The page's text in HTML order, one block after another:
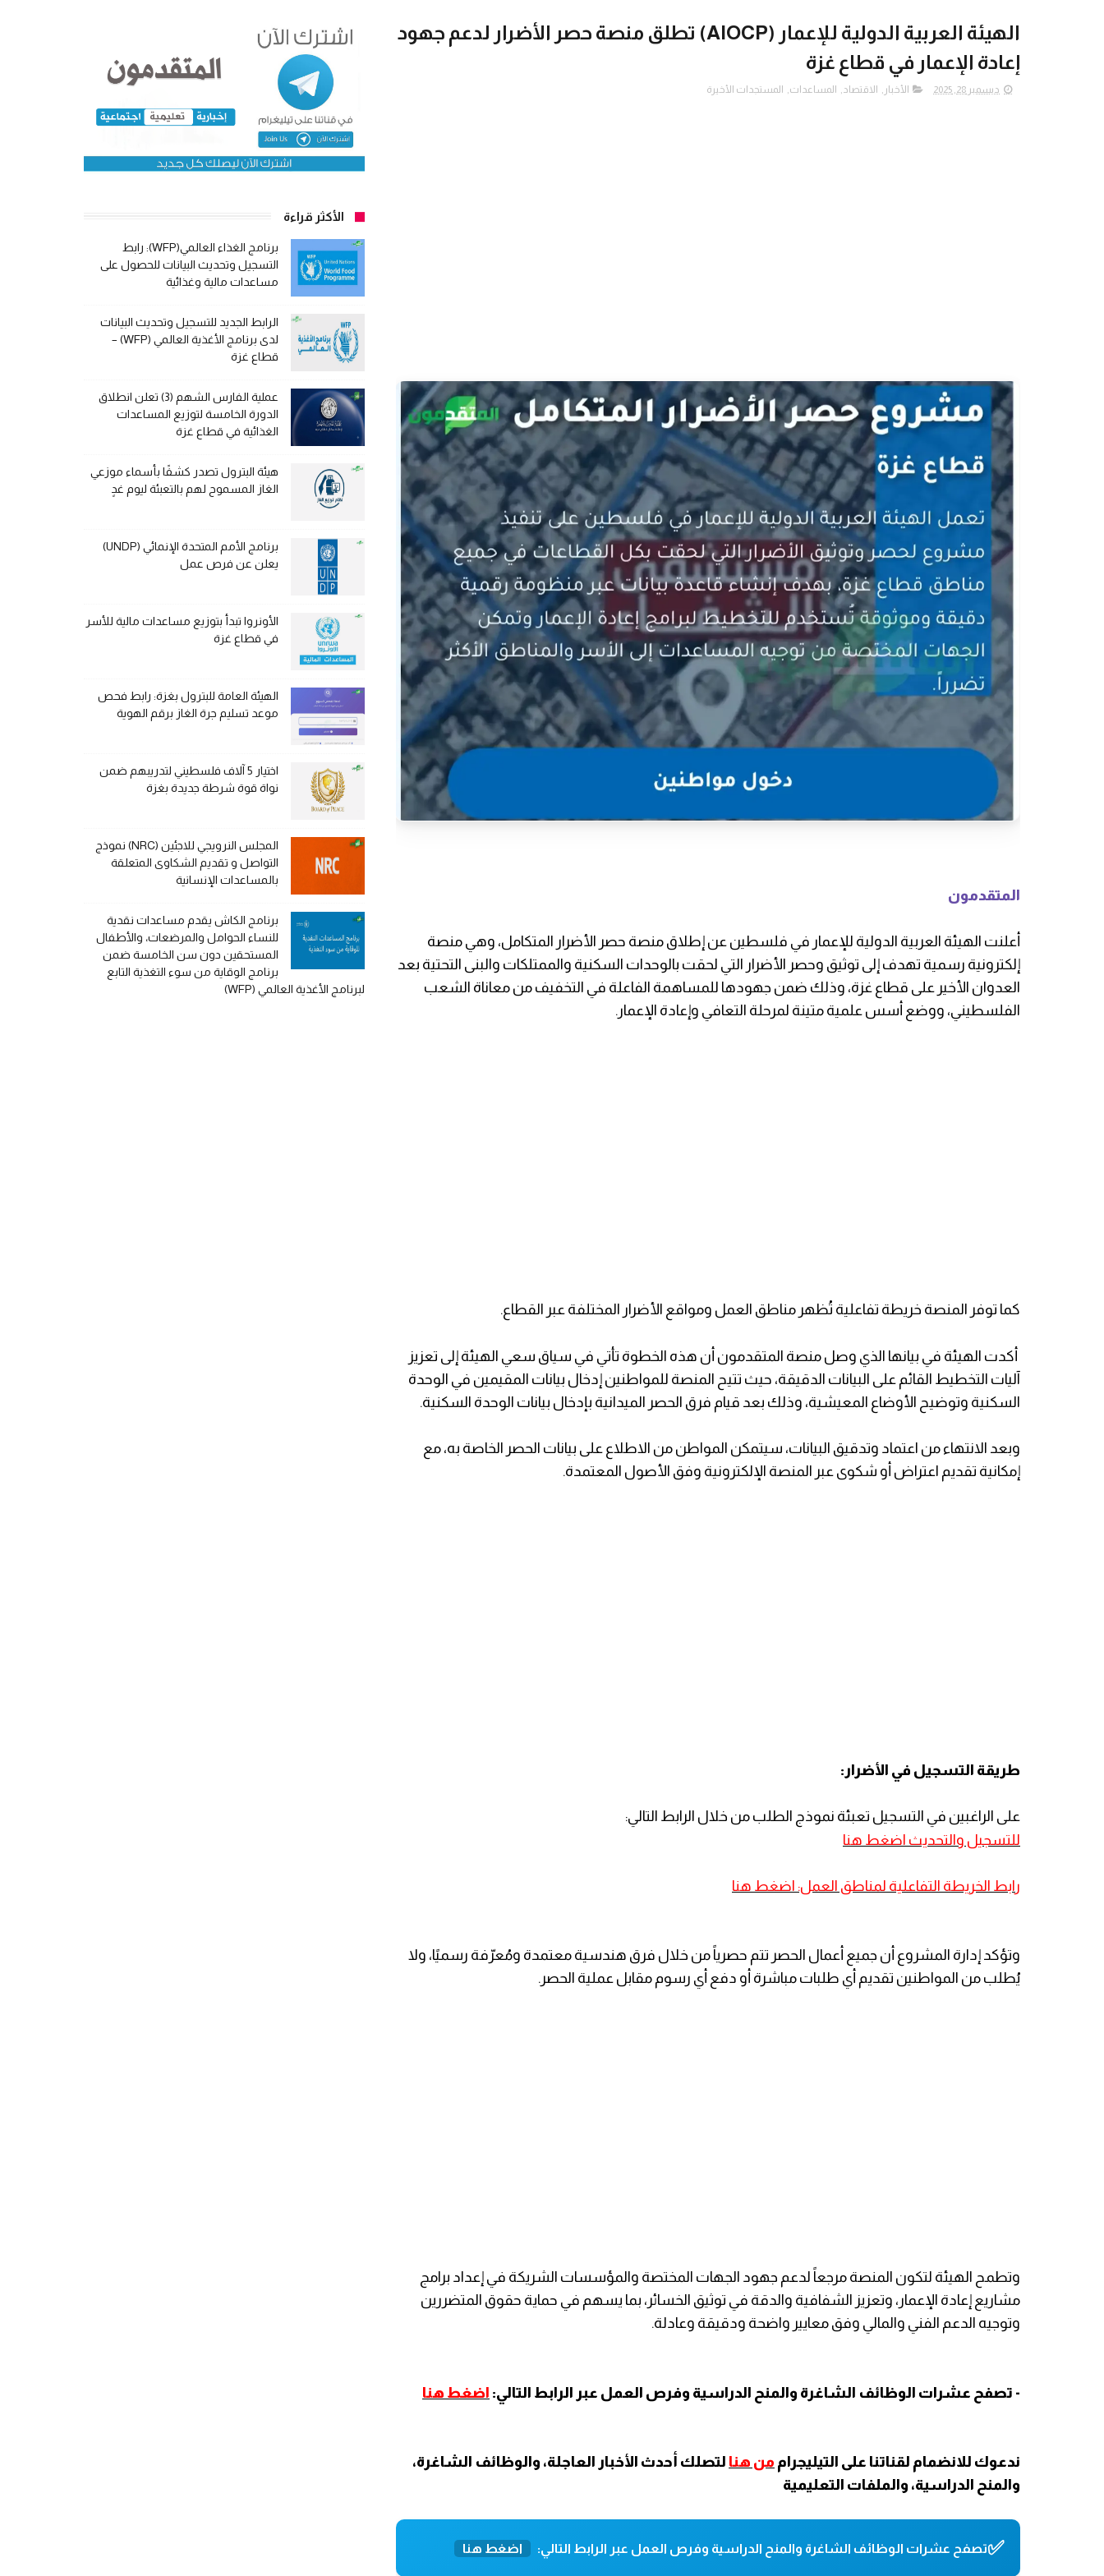
الهيئة العربية الدولية للإعمار (AIOCP) تطلق منصة حصر الأضرار لدعم جهود
إعادة الإعمار في قطاع غزة
ديسمبر 28, 2025 الأخبار , الاقتصاد, المساعدات, المستجدات الأخيرة
المتقدمون
أعلنت الهيئة العربية الدولية للإعمار في فلسطين عن إطلاق منصة حصر الأضرار المتكامل، وهي منصة
إلكترونية رسمية تهدف إلى توثيق وحصر الأضرار التي لحقت بالوحدات السكنية والممتلكات والبنى التحتية بعد
العدوان الأخير على قطاع غزة، وذلك ضمن جهودها للمساهمة الفاعلة في التخفيف من معاناة الشعب
الفلسطيني، ووضع أسس علمية متينة لمرحلة التعافي وإعادة الإعمار.
كما توفر المنصة خريطة تفاعلية تُظهر مناطق العمل ومواقع الأضرار المختلفة عبر القطاع.
أكدت الهيئة في بيانها الذي وصل منصة المتقدمون أن هذه الخطوة تأتي في سياق سعي الهيئة إلى تعزيز
آليات التخطيط القائم على البيانات الدقيقة، حيث تتيح المنصة للمواطنين إدخال بيانات المقيمين في الوحدة
السكنية وتوضيح الأوضاع المعيشية، وذلك بعد قيام فرق الحصر الميدانية بإدخال بيانات الوحدة السكنية.
وبعد الانتهاء من اعتماد وتدقيق البيانات، سيتمكن المواطن من الاطلاع على بيانات الحصر الخاصة به، مع
إمكانية تقديم اعتراض أو شكوى عبر المنصة الإلكترونية وفق الأصول المعتمدة.
طريقة التسجيل في الأضرار:
على الراغبين في التسجيل تعبئة نموذج الطلب من خلال الرابط التالي:
للتسجيل والتحديث اضغط هنا
رابط الخريطة التفاعلية لمناطق العمل: اضغط هنا
وتؤكد إدارة المشروع أن جميع أعمال الحصر تتم حصرياً من خلال فرق هندسية معتمدة ومُعرّفة رسميًا، ولا
يُطلب من المواطنين تقديم أي طلبات مباشرة أو دفع أي رسوم مقابل عملية الحصر.
وتطمح الهيئة لتكون المنصة مرجعاً لدعم جهود الجهات المختصة والمؤسسات الشريكة في إعداد برامج
مشاريع إعادة الإعمار، وتعزيز الشفافية والدقة في توثيق الخسائر، بما يسهم في حماية حقوق المتضررين
وتوجيه الدعم الفني والمالي وفق معايير واضحة ودقيقة وعادلة.
- تصفح عشرات الوظائف الشاغرة والمنح الدراسية وفرص العمل عبر الرابط التالي: اضغط هنا
ندعوك للانضمام لقناتنا على التيليجرام من هنا لتصلك أحدث الأخبار العاجلة، والوظائف الشاغرة،
والمنح الدراسية، والملفات التعليمية
✅تصفح عشرات الوظائف الشاغرة والمنح الدراسية وفرص العمل عبر الرابط التالي: اضغط هنا
الأكثر قراءة
برنامج الغذاء العالمي(WFP): رابط
التسجيل وتحديث البيانات للحصول على
مساعدات مالية وغذائية
الرابط الجديد للتسجيل وتحديث البيانات
لدى برنامج الأغذية العالمي (WFP) –
قطاع غزة
عملية الفارس الشهم (3) تعلن انطلاق
الدورة الخامسة لتوزيع المساعدات
الغذائية في قطاع غزة
هيئة البترول تصدر كشفًا بأسماء موزعي
الغاز المسموح لهم بالتعبئة ليوم غدٍ
برنامج الأمم المتحدة الإنمائي (UNDP)
يعلن عن فرص عمل
الأونروا تبدأ بتوزيع مساعدات مالية للأسر
في قطاع غزة
الهيئة العامة للبترول بغزة: رابط فحص
موعد تسليم جرة الغاز برقم الهوية
اختيار 5 آلاف فلسطيني لتدريبهم ضمن
نواة قوة شرطة جديدة بغزة
المجلس النرويجي للاجئين (NRC) نموذج
التواصل و تقديم الشكاوى المتعلقة
بالمساعدات الإنسانية
برنامج الكاش يقدم مساعدات نقدية
للنساء الحوامل والمرضعات، والأطفال
المستحقين دون سن الخامسة ضمن
برنامج الوقاية من سوء التغذية التابع
لبرنامج الأغذية العالمي (WFP)